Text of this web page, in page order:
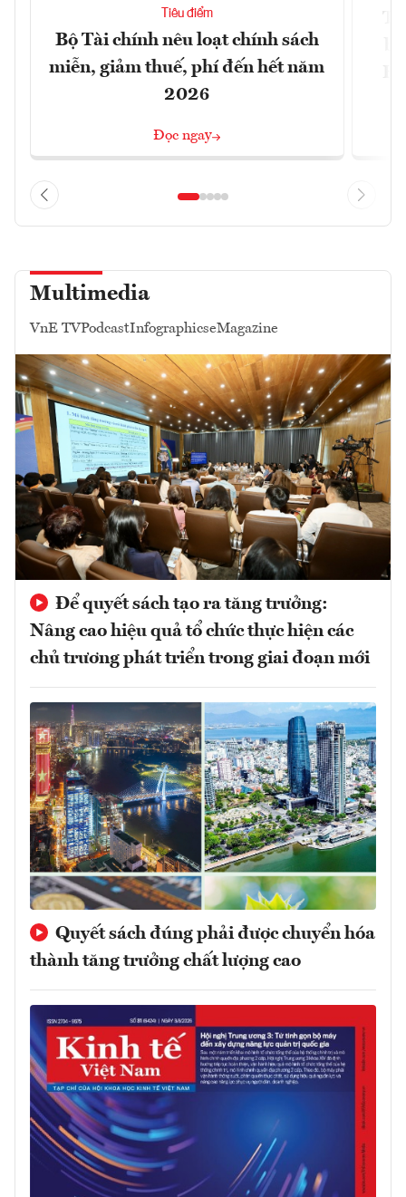
Tiêu điểm
Bộ Tài chính nêu loạt chính sách
miễn, giảm thuế, phí đến hết năm
2026
Đọc ngay
Multimedia
VnE TVPodcastInfographicseMagazine
Để quyết sách tạo ra tăng trưởng:
Nâng cao hiệu quả tổ chức thực hiện các
chủ trương phát triển trong giai đoạn mới
Quyết sách đúng phải được chuyển hóa
thành tăng trưởng chất lượng cao